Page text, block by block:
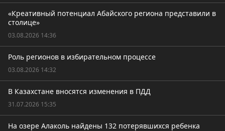
«Креативный потенциал Абайского региона представили в
столице»
03.08.2026 14:36
Роль регионов в избирательном процессе
03.08.2026 14:32
В Казахстане вносятся изменения в ПДД
31.07.2026 15:35
На озере Алаколь найдены 132 потерявшихся ребенка